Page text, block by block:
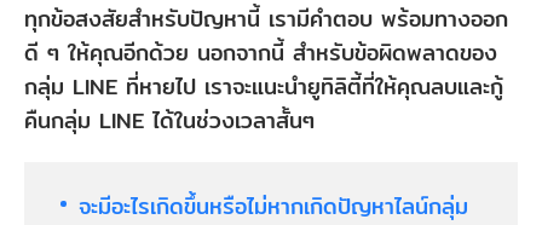
ทุกข้อสงสัยสำหรับปัญหานี้ เรามีคำตอบ พร้อมทางออก
ดี ๆ ให้คุณอีกด้วย นอกจากนี้ สำหรับข้อผิดพลาดของ
กลุ่ม LINE ที่หายไป เราจะแนะนำยูทิลิตี้ที่ให้คุณลบและกู้
คืนกลุ่ม LINE ได้ในช่วงเวลาสั้นๆ
จะมีอะไรเกิดขึ้นหรือไม่หากเกิดปัญหาไลน์กลุ่ม